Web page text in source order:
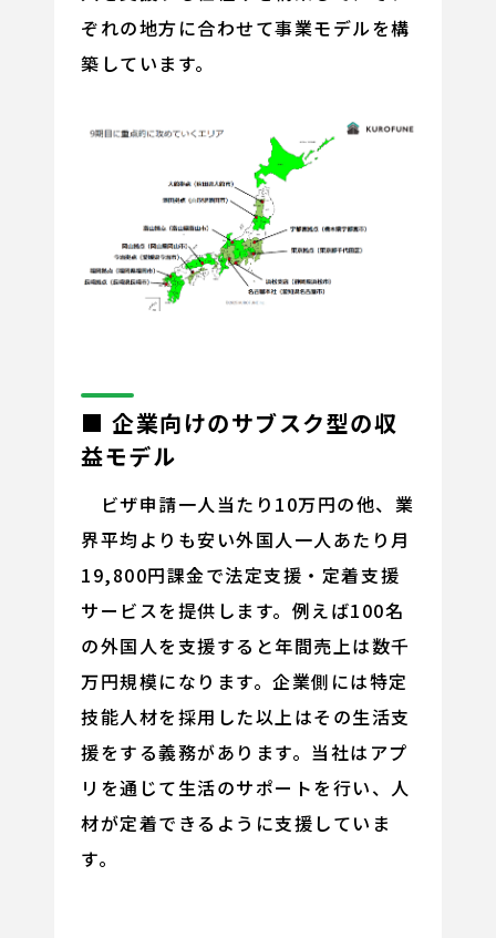
ぞれの地方に合わせて事業モデルを構
築しています。
■ 企業向けのサブスク型の収
益モデル
ビザ申請一人当たり10万円の他、業
界平均よりも安い外国人一人あたり月
19,800円課金で法定支援・定着支援
サービスを提供します。例えば100名
の外国人を支援すると年間売上は数千
万円規模になります。企業側には特定
技能人材を採用した以上はその生活支
援をする義務があります。当社はアプ
リを通じて生活のサポートを行い、人
材が定着できるように支援していま
す。